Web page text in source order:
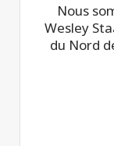
Nous
Wesley
du Nord